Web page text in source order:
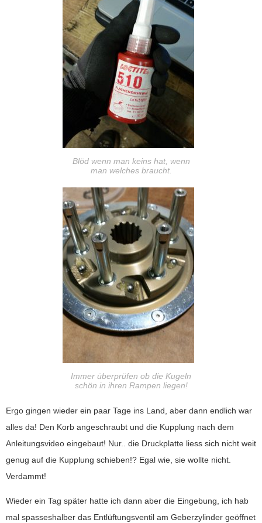
Blöd wenn man keins hat, wenn
man welches braucht.
Immer überprüfen ob die Kugeln
schön in ihren Rampen liegen!
Ergo gingen wieder ein paar Tage ins Land, aber dann endlich war
alles da! Den Korb angeschraubt und die Kupplung nach dem
Anleitungsvideo eingebaut! Nur.. die Druckplatte liess sich nicht weit
genug auf die Kupplung schieben!? Egal wie, sie wollte nicht.
Verdammt!
Wieder ein Tag später hatte ich dann aber die Eingebung, ich hab
mal spasseshalber das Entlüftungsventil am Geberzylinder geöffnet